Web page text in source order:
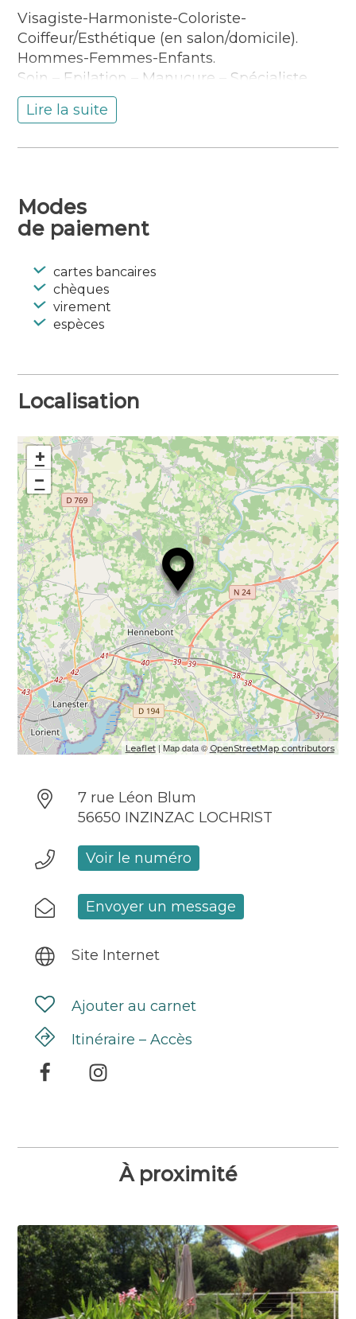
Visagiste-Harmoniste-Coloriste-
Coiffeur/Esthétique (en salon/domicile).
Hommes-Femmes-Enfants.
Soin – Epilation – Manucure – Spécialiste
maquillage et Coiffure de Mariée.
Distributeur : Schwarzkopf, Tigi copyright,
continue les vendredi et samedi.
– 25 ans et étudiants = – 20 % (sur tarifs
adultes, hors promotions et avantages en
Commerce
Bien-être – Instituts de beauté – Parfumerie
Coiffeur
Lire la suite
Modes
de paiement
cartes bancaires
chèques
virement
espèces
Localisation
+
−
Leaflet| Map data © OpenStreetMap contributors
7 rue Léon Blum
56650 INZINZAC LOCHRIST
Voir le numéro
Envoyer un message
Site Internet
Ajouter au carnet
Itinéraire – Accès
À proximité